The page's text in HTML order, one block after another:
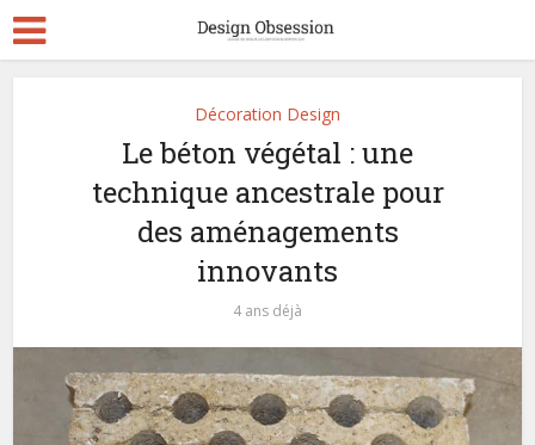
Décoration Design
Le béton végétal : une
technique ancestrale pour
des aménagements
innovants
4 ans déjà